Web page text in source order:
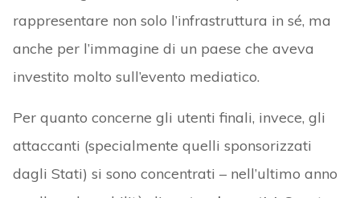
rappresentare non solo l’infrastruttura in sé, ma
anche per l’immagine di un paese che aveva
investito molto sull’evento mediatico.
Per quanto concerne gli utenti finali, invece, gli
attaccanti (specialmente quelli sponsorizzati
dagli Stati) si sono concentrati – nell’ultimo anno